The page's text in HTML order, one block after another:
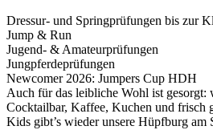
Dressur- und Springprüfungen bis zur
Jump & Run
Jugend- & Amateurprüfungen
Jungpferdeprüfungen
Newcomer 2026: Jumpers Cup HDH
Auch für das leibliche Wohl ist gesorgt:
Cocktailbar, Kaffee, Kuchen und frisch
Kids gibt’s wieder unsere Hüpfburg am